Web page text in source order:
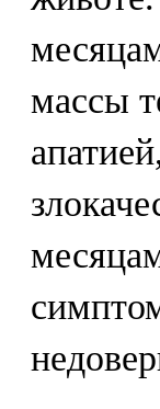
массы